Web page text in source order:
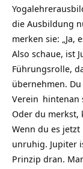
die Ausbildung
merken sie: „Ja,
Also schaue, ist
Führungsrolle,
übernehmen.
Verein hintenan
Oder du merkst,
Wenn du es
unruhig. Jupiter
Prinzip dran.